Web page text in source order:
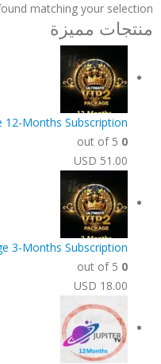
matching your selection.
منتجات مميزة
12-Months Subscription
0
USD 51.00
3-Months Subscription
0
USD 18.00